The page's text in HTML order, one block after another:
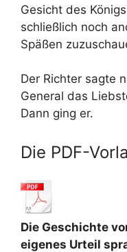
Gesicht des
schließlich noch
Späßen
Der Richter sagte
General das
Dann ging er.
Die PDF-
Die Geschichte
eigenes Urteil